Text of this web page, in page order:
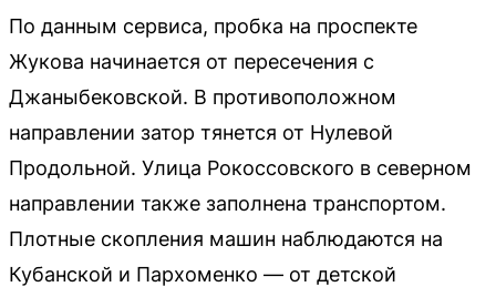
По данным сервиса, пробка на проспекте
Жукова начинается от пересечения с
Джаныбековской. В противоположном
направлении затор тянется от Нулевой
Продольной. Улица Рокоссовского в северном
направлении также заполнена транспортом.
Плотные скопления машин наблюдаются на
Кубанской и Пархоменко — от детской